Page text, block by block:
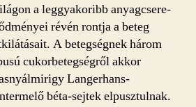
cukorbetegségről
bejegyzéshez
a leggyakoribb anyagcsere-
révén rontja a beteg
A betegségnek három
cukorbetegségről akkor
Langerhans-
béta-sejtek elpusztulnak.